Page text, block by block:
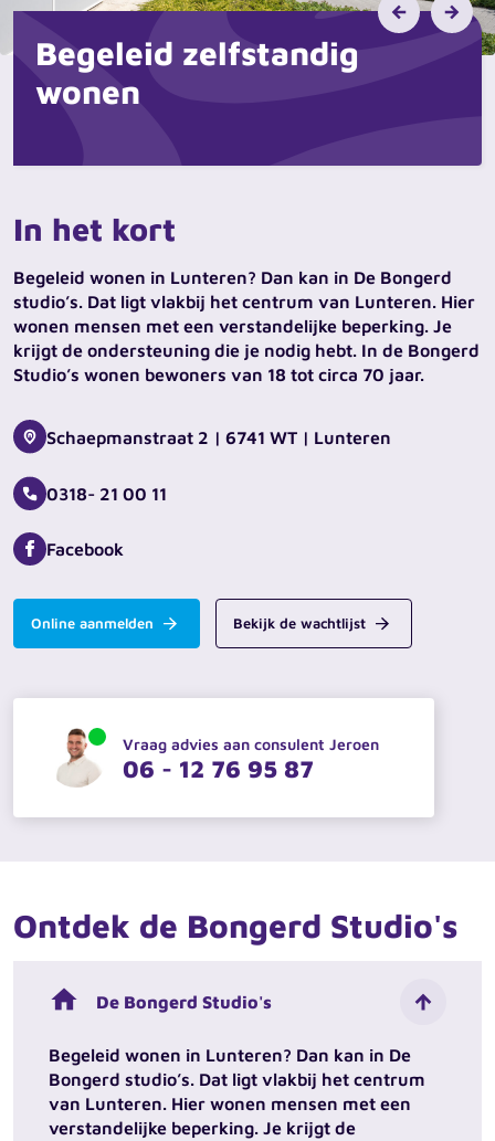
Begeleid zelfstandig
wonen
In het kort
Begeleid wonen in Lunteren? Dan kan in De Bongerd
studio’s. Dat ligt vlakbij het centrum van Lunteren. Hier
wonen mensen met een verstandelijke beperking. Je
krijgt de ondersteuning die je nodig hebt. In de Bongerd
Studio’s wonen bewoners van 18 tot circa 70 jaar.
Schaepmanstraat 2 | 6741 WT | Lunteren
0318- 21 00 11
Facebook
Online aanmelden Bekijk de wachtlijst
Vraag advies aan consulent Jeroen
06 - 12 76 95 87
Ontdek de Bongerd Studio's
home De Bongerd Studio's
Begeleid wonen in Lunteren? Dan kan in De
Bongerd studio’s. Dat ligt vlakbij het centrum
van Lunteren. Hier wonen mensen met een
verstandelijke beperking. Je krijgt de